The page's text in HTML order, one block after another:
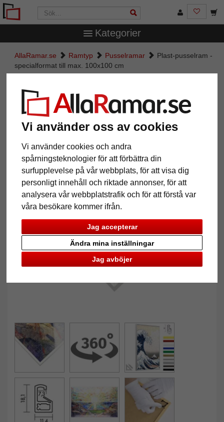
Vi använder oss av cookies
Vi använder cookies och andra
spårningsteknologier för att förbättra din
surfupplevelse på vår webbplats, för att visa dig
personligt innehåll och riktade annonser, för att
analysera vår webbplatstrafik och för att förstå var
våra besökare kommer ifrån.
Jag accepterar
Jag avböjer
Ändra mina inställningar
Kategorier
AllaRamar.se Ramtyp Pusselramar
Plast-pusselram -
specialformat till max. 100x100 cm
Plast-pusselram - specialformat
till max. 100x100 cm
Tillbaka